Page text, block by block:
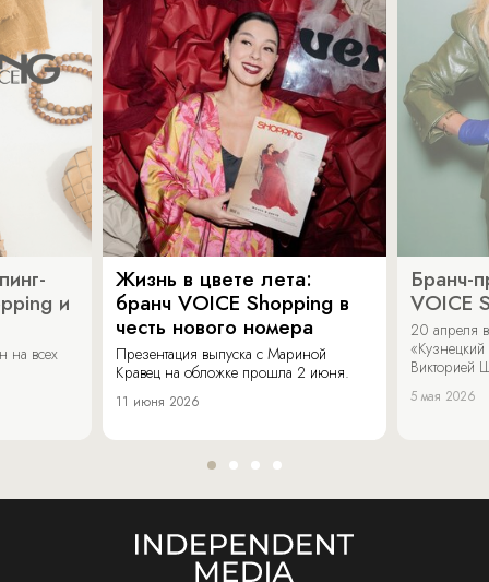
и
на всех
Жизнь в цвете лета:
бранч VOICE Shopping в
честь нового номера
Презентация выпуска с Мариной
Кравец на обложке прошла 2 июня.
11 июня 2026
Бранч-
VOICE
20 апреля
«Кузнецкий
Викторией
5 мая 2026